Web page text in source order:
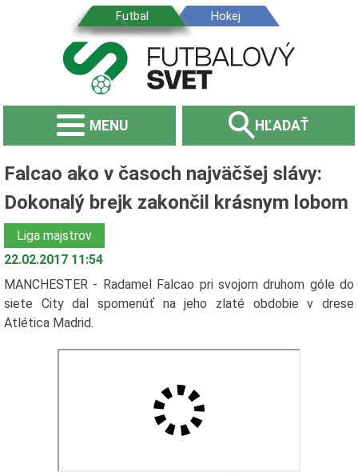
MENU HĽADAŤ
Falcao ako v časoch najväčšej slávy:
Dokonalý brejk zakončil krásnym lobom
Liga majstrov
22.02.2017 11:54
MANCHESTER - Radamel Falcao pri svojom druhom góle do
siete City dal spomenúť na jeho zlaté obdobie v drese
Atlética Madrid.